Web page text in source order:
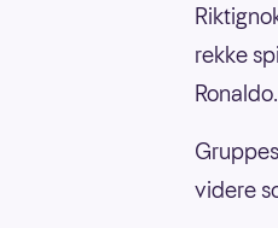
rekke
videre